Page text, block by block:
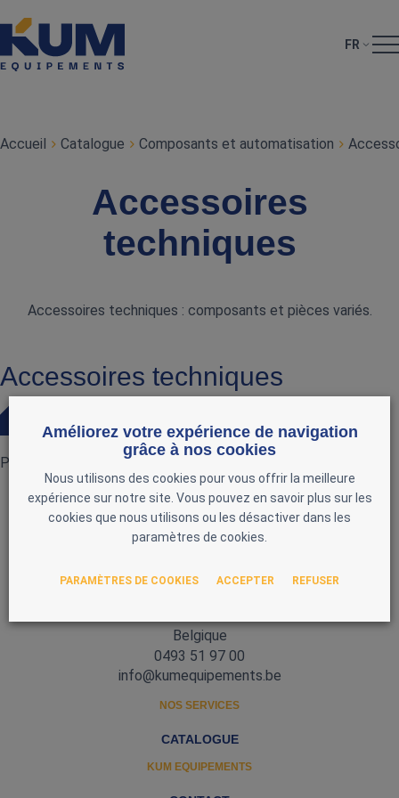
FR
Accueil Catalogue Composants et automatisation
Accessoires
techniques
Accessoires techniques : composants et pièces variés.
Accessoires techniques
Pas de produits actuellement
Belgique
0493 51 97 00
info@kumequipements.be
NOS SERVICES
CATALOGUE
KUM EQUIPEMENTS
Améliorez votre expérience de navigation
grâce à nos cookies
Nous utilisons des cookies pour vous offrir la meilleure
expérience sur notre site. Vous pouvez en savoir plus sur les
cookies que nous utilisons ou les désactiver dans les
paramètres de cookies.
PARAMÈTRES DE COOKIES ACCEPTER REFUSER